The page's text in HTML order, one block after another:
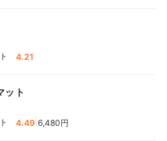
4.21
ット
4.49 6,480円